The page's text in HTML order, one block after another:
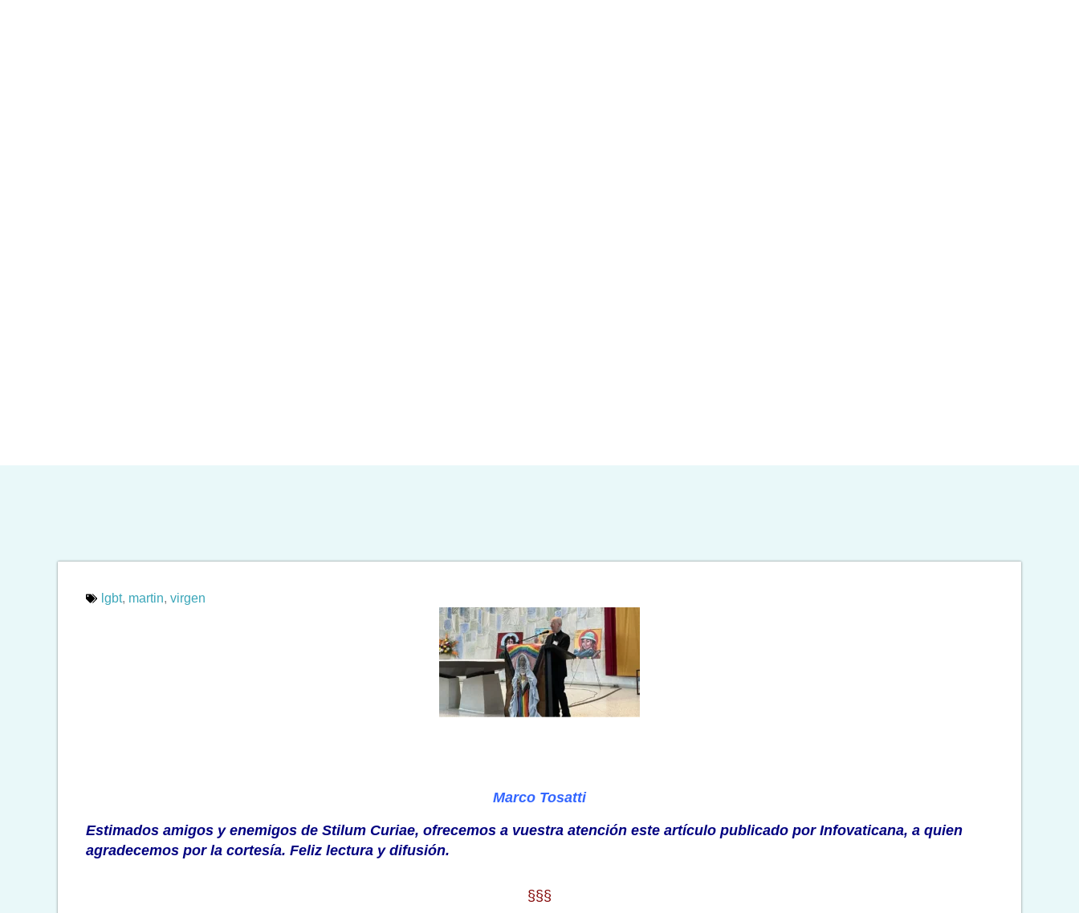
lgbt, martin, virgen
Marco Tosatti
Estimados amigos y enemigos de Stilum Curiae, ofrecemos a vuestra atención este artículo publicado por Infovaticana, a quien
agradecemos por la cortesía. Feliz lectura y difusión.
§§§